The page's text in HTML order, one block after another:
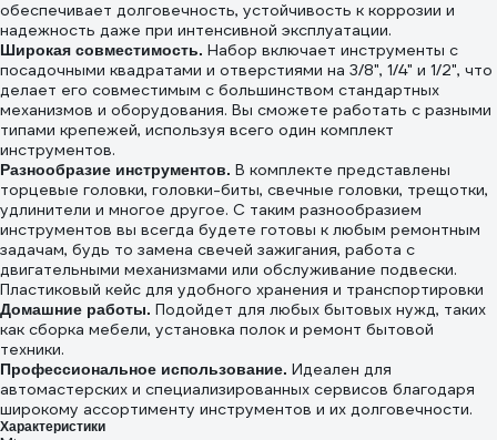
обеспечивает долговечность, устойчивость к коррозии и
надежность даже при интенсивной эксплуатации.
Широкая совместимость. Набор включает инструменты с
посадочными квадратами и отверстиями на 3/8", 1/4" и 1/2", что
делает его совместимым с большинством стандартных
механизмов и оборудования. Вы сможете работать с разными
типами крепежей, используя всего один комплект
инструментов.
Разнообразие инструментов. В комплекте представлены
торцевые головки, головки-биты, свечные головки, трещотки,
удлинители и многое другое. С таким разнообразием
инструментов вы всегда будете готовы к любым ремонтным
задачам, будь то замена свечей зажигания, работа с
двигательными механизмами или обслуживание подвески.
Пластиковый кейс для удобного хранения и транспортировки
Домашние работы. Подойдет для любых бытовых нужд, таких
как сборка мебели, установка полок и ремонт бытовой
техники.
Профессиональное использование. Идеален для
автомастерских и специализированных сервисов благодаря
широкому ассортименту инструментов и их долговечности.
Характеристики